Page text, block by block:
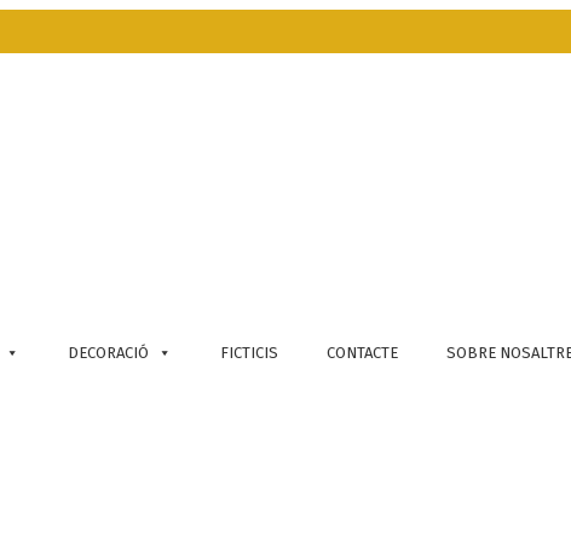
DECORACIÓ FICTICIS CONTACTE SOBRE